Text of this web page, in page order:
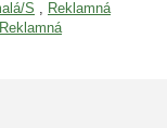
S , Reklamná
Reklamná